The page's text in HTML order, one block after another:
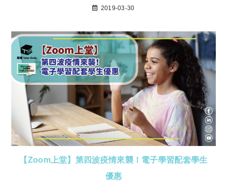
2019-03-30
【Zoom上堂】第四波疫情來襲！電子學習配套學生
優惠